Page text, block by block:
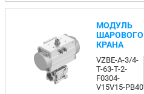
МОДУЛЬ
ШАРОВОГО
КРАНА
VZBE-A-3/4-
T-63-T-2-
F0304-
V15V15-PB40